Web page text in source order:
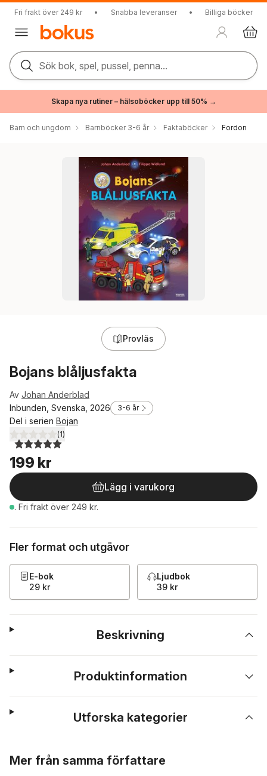
Fri frakt över 249 kr • Snabba leveranser • Billiga böcker
Sök bok, spel, pussel, penna...
Skapa nya rutiner – hälsoböcker upp till 50% →
Barn och ungdom Barnböcker 3-6 år Faktaböcker Fordon
Provläs
Bojans blåljusfakta
Av Johan Anderblad
Inbunden, Svenska, 2026
3-6 år
Del i serien Bojan
5,0utav 5 stjärnor. Totalt antal röster:
(1)
199 kr
Lägg i varukorg
. Fri frakt över 249 kr.
Fler format och utgåvor
E-bok
29 kr
Ljudbok
39 kr
Beskrivning
Produktinformation
Utforska kategorier
Mer från samma författare